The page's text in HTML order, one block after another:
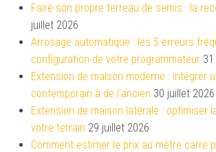
Faire son propre terreau de semis : la
juillet 2026
Arrosage automatique : les 5 erreurs
configuration de votre programmateur
Extension de maison moderne : intégrer
contemporain à de l’ancien 30 juillet 2026
Extension de maison latérale : optimiser
votre terrain 29 juillet 2026
Comment estimer le prix au mètre carré